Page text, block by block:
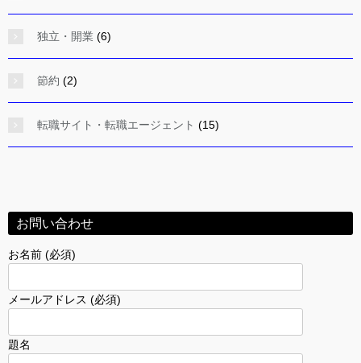
独立・開業 (6)
節約 (2)
転職サイト・転職エージェント (15)
お問い合わせ
お名前 (必須)
メールアドレス (必須)
題名